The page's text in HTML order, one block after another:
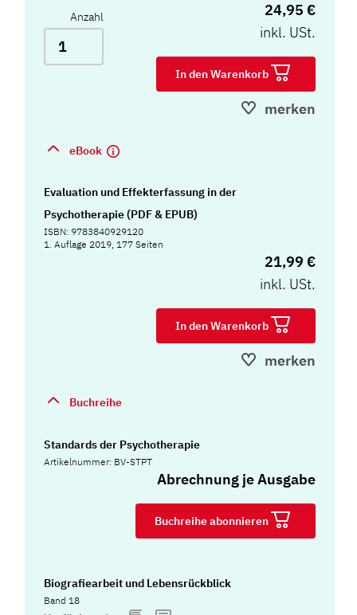
Anzahl
24,95 €
inkl. USt.
In den Warenkorb
merken
eBook
Evaluation und Effekterfassung in der
Psychotherapie (PDF & EPUB)
ISBN: 9783840929120
1. Auflage 2019, 177 Seiten
21,99 €
inkl. USt.
In den Warenkorb
merken
Buchreihe
Standards der Psychotherapie
Artikelnummer: BV-STPT
Abrechnung je Ausgabe
Buchreihe abonnieren
Biografiearbeit und Lebensrückblick
Band 18